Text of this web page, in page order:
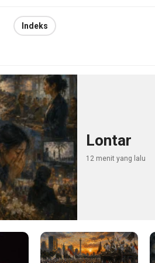
Indeks
Lontar
12 menit yang lalu